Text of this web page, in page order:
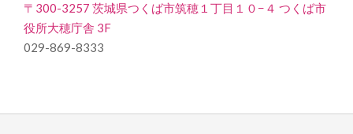
〒300-3257 茨城県つくば市筑穂１丁目１０−４ つくば市
役所大穂庁舎 3F
029-869-8333